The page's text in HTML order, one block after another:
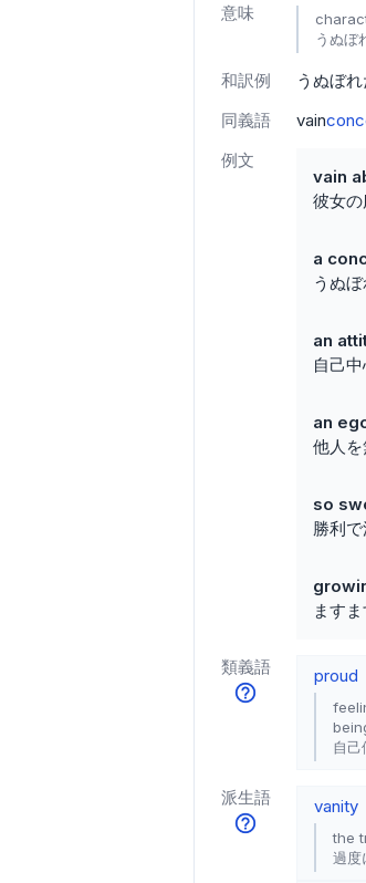
意味
うぬぼ
和訳例 うぬぼれ
同義語
vain
例文
vain
彼女
a
うぬ
an
自己
an
他人
so
勝利
ます
類義語 proud
自己
派生語 vanity
the
過度